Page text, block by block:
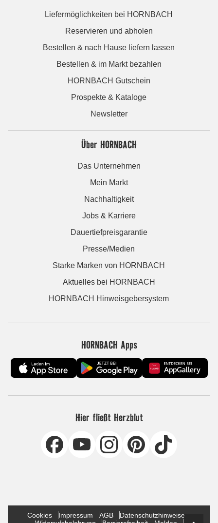
Liefermöglichkeiten bei HORNBACH
Reservieren und abholen
Bestellen & nach Hause liefern lassen
Bestellen & im Markt bezahlen
HORNBACH Gutschein
Prospekte & Kataloge
Newsletter
Über HORNBACH
Das Unternehmen
Mein Markt
Nachhaltigkeit
Jobs & Karriere
Dauertiefpreisgarantie
Presse/Medien
Starke Marken von HORNBACH
Aktuelles bei HORNBACH
HORNBACH Hinweisgebersystem
HORNBACH Apps
Hier fließt Herzblut
Cookies Impressum AGB
Datenschutzhinweise